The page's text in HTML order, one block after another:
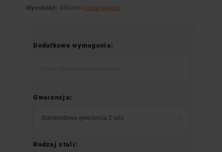
Wysokość: 450 mm Czytaj więcej
Dodatkowe wymagania:
Gwarancja:
Standardowa gwarancja 2 lata
Rodzaj stali: